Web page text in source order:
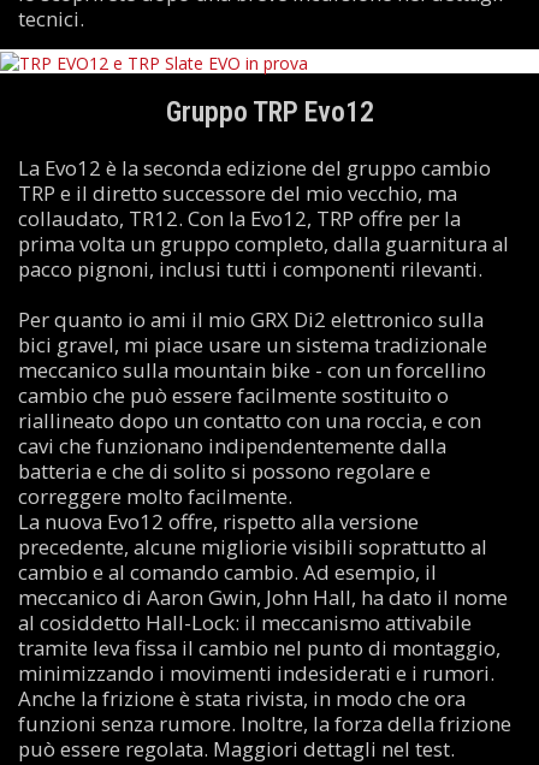
tecnici.
Gruppo TRP Evo12
La Evo12 è la seconda edizione del gruppo cambio
TRP e il diretto successore del mio vecchio, ma
collaudato, TR12. Con la Evo12, TRP offre per la
prima volta un gruppo completo, dalla guarnitura al
pacco pignoni, inclusi tutti i componenti rilevanti.
Per quanto io ami il mio GRX Di2 elettronico sulla
bici gravel, mi piace usare un sistema tradizionale
meccanico sulla mountain bike - con un forcellino
cambio che può essere facilmente sostituito o
riallineato dopo un contatto con una roccia, e con
cavi che funzionano indipendentemente dalla
batteria e che di solito si possono regolare e
correggere molto facilmente.
La nuova Evo12 offre, rispetto alla versione
precedente, alcune migliorie visibili soprattutto al
cambio e al comando cambio. Ad esempio, il
meccanico di Aaron Gwin, John Hall, ha dato il nome
al cosiddetto Hall-Lock: il meccanismo attivabile
tramite leva fissa il cambio nel punto di montaggio,
minimizzando i movimenti indesiderati e i rumori.
Anche la frizione è stata rivista, in modo che ora
funzioni senza rumore. Inoltre, la forza della frizione
può essere regolata. Maggiori dettagli nel test.